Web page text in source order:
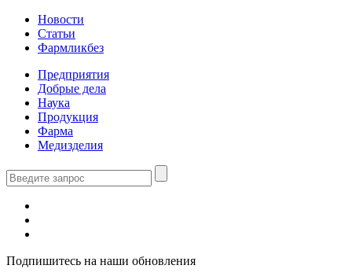
Новости
Статьи
Фармликбез
Предприятия
Добрые дела
Наука
Продукция
Фарма
Медизделия
Подпишитесь на наши обновления